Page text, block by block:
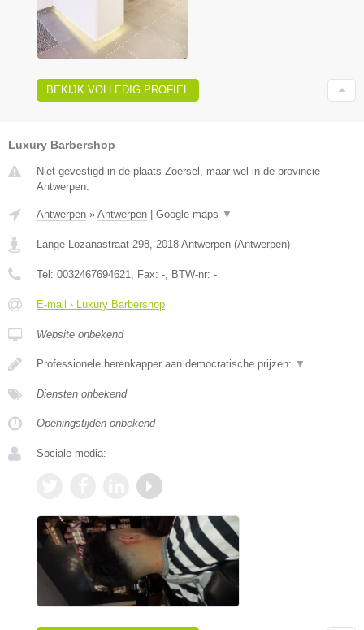
BEKIJK VOLLEDIG PROFIEL
Luxury Barbershop
Niet gevestigd in de plaats Zoersel, maar wel in de provincie
Antwerpen.
Antwerpen » Antwerpen Google maps ▼
Lange Lozanastraat 298 2018 Antwerpen (Antwerpen)
Tel: 0032467694621 , Fax: - , BTW-nr: -
E-mail › Luxury Barbershop
Website onbekend
Professionele herenkapper aan democratische prijzen: ▼
Diensten onbekend
Openingstijden onbekend
Sociale media: